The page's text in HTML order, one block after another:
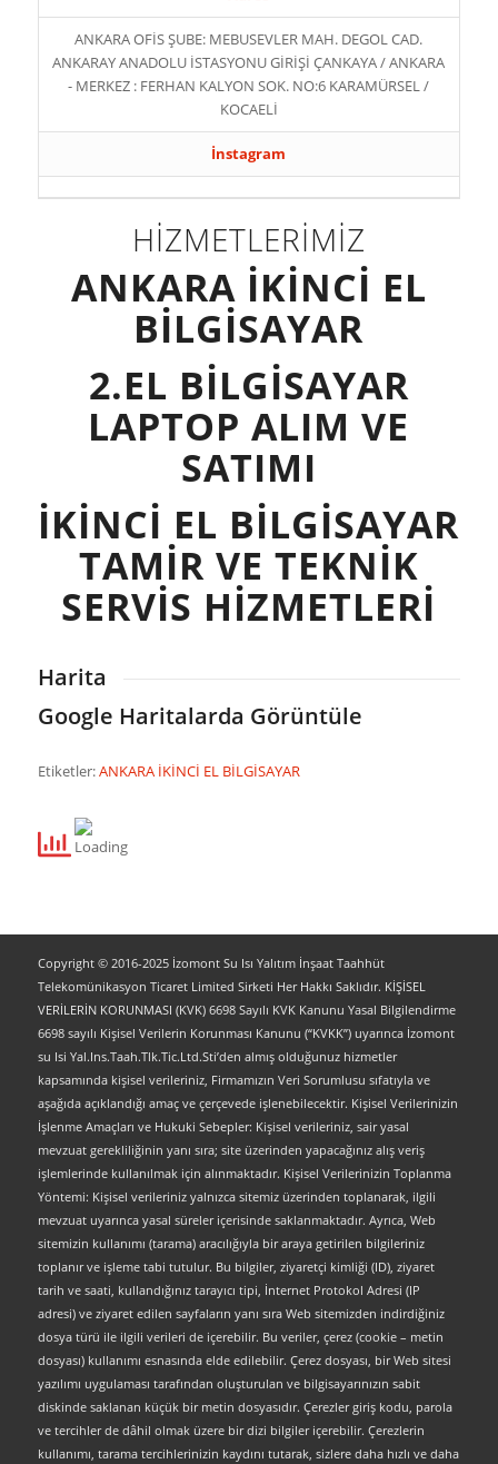
ANKARA OFİS ŞUBE: MEBUSEVLER MAH. DEGOL CAD.
ANKARAY ANADOLU İSTASYONU GİRİŞİ ÇANKAYA / ANKARA
- MERKEZ : FERHAN KALYON SOK. NO:6 KARAMÜRSEL /
KOCAELİ
İnstagram
HİZMETLERİMİZ
ANKARA İKİNCİ EL
BİLGİSAYAR
2.EL BİLGİSAYAR
LAPTOP ALIM VE
SATIMI
İKİNCİ EL BİLGİSAYAR
TAMİR VE TEKNİK
SERVİS HİZMETLERİ
Harita
Google Haritalarda Görüntüle
Etiketler:ANKARA İKİNCİ EL BİLGİSAYAR
Copyright © 2016-2025 İzomont Su Isı Yalıtım İnşaat Taahhüt
Telekomünikasyon Ticaret Limited Sirketi Her Hakkı Saklıdır. KİŞİSEL
VERİLERİN KORUNMASI (KVK) 6698 Sayılı KVK Kanunu Yasal Bilgilendirme
6698 sayılı Kişisel Verilerin Korunması Kanunu (“KVKK”) uyarınca İzomont
su Isi Yal.Ins.Taah.Tlk.Tic.Ltd.Sti’den almış olduğunuz hizmetler
kapsamında kişisel verileriniz, Firmamızın Veri Sorumlusu sıfatıyla ve
aşağıda açıklandığı amaç ve çerçevede işlenebilecektir. Kişisel Verilerinizin
İşlenme Amaçları ve Hukuki Sebepler: Kişisel verileriniz, sair yasal
mevzuat gerekliliğinin yanı sıra; site üzerinden yapacağınız alış veriş
işlemlerinde kullanılmak için alınmaktadır. Kişisel Verilerinizin Toplanma
Yöntemi: Kişisel verileriniz yalnızca sitemiz üzerinden toplanarak, ilgili
mevzuat uyarınca yasal süreler içerisinde saklanmaktadır. Ayrıca, Web
sitemizin kullanımı (tarama) aracılığıyla bir araya getirilen bilgileriniz
toplanır ve işleme tabi tutulur. Bu bilgiler, ziyaretçi kimliği (ID), ziyaret
tarih ve saati, kullandığınız tarayıcı tipi, İnternet Protokol Adresi (IP
adresi) ve ziyaret edilen sayfaların yanı sıra Web sitemizden indirdiğiniz
dosya türü ile ilgili verileri de içerebilir. Bu veriler, çerez (cookie – metin
dosyası) kullanımı esnasında elde edilebilir. Çerez dosyası, bir Web sitesi
yazılımı uygulaması tarafından oluşturulan ve bilgisayarınızın sabit
diskinde saklanan küçük bir metin dosyasıdır. Çerezler giriş kodu, parola
ve tercihler de dâhil olmak üzere bir dizi bilgiler içerebilir. Çerezlerin
kullanımı, tarama tercihlerinizin kaydını tutarak, sizlere daha hızlı ve daha